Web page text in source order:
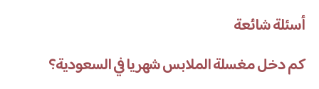
أسئلة شائعة
كم دخل مغسلة الملابس شهريا في السعودية؟